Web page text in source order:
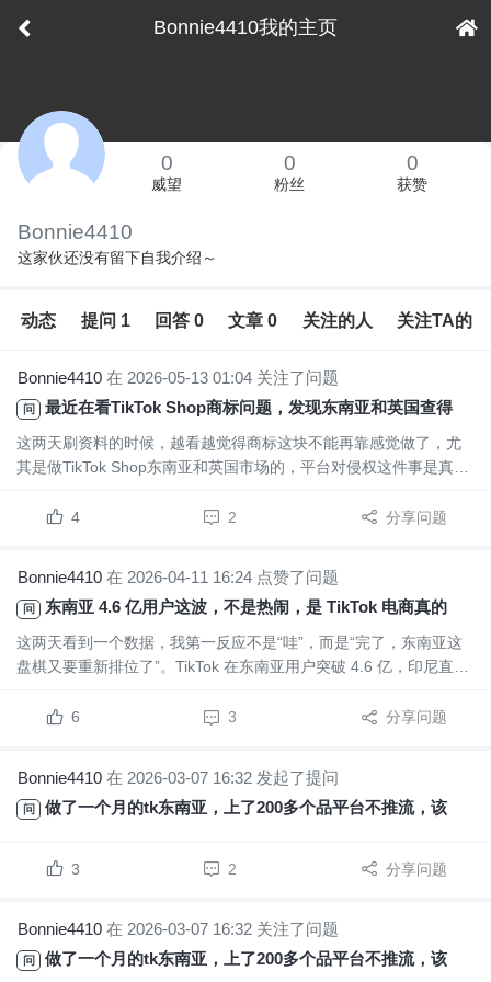
Bonnie4410我的主页
下拉刷新
0
威望
0
粉丝
0
获赞
Bonnie4410
这家伙还没有留下自我介绍～
动态 提问 1 回答 0 文章 0 关注的人 关注TA的
Bonnie4410 在 2026-05-13 01:04 关注了问题
问 最近在看TikTok Shop商标问题，发现东南亚和英国查得是真的严
这两天刷资料的时候，越看越觉得商标这块不能再靠感觉做了，尤
其是做TikTok Shop东南亚和英国市场的，平台对侵权这件事是真的
货，问题应该不大。后来才慢慢发现，商品名、包装上的字、视频
4 2 分享问题
Bonnie4410 在 2026-04-11 16:24 点赞了问题
问 东南亚 4.6 亿用户这波，不是热闹，是 TikTok 电商真的开始上强度了
这两天看到一个数据，我第一反应不是“哇”，而是“完了，东南亚这
盘棋又要重新排位了”。TikTok 在东南亚用户突破 4.6 亿，印尼直接
很多商家接下来不得不认真研究的增量入口。以前不少人做
6 3 分享问题
Bonnie4410 在 2026-03-07 16:32 发起了提问
问 做了一个月的tk东南亚，上了200多个品平台不推流，该怎么办
3 2 分享问题
Bonnie4410 在 2026-03-07 16:32 关注了问题
问 做了一个月的tk东南亚，上了200多个品平台不推流，该怎么办